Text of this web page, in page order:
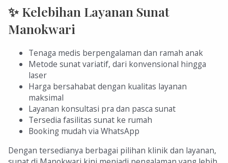
✨ Kelebihan Layanan Sunat
Manokwari
Tenaga medis berpengalaman dan ramah anak
Metode sunat variatif, dari konvensional hingga
laser
Harga bersahabat dengan kualitas layanan
maksimal
Layanan konsultasi pra dan pasca sunat
Tersedia fasilitas sunat ke rumah
Booking mudah via WhatsApp
Dengan tersedianya berbagai pilihan klinik dan layanan,